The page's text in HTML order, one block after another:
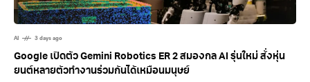
AI 3 days ago
Google เปิดตัว Gemini Robotics ER 2 สมองกล AI รุ่นใหม่ สั่งหุ่น
ยนต์หลายตัวทำงานร่วมกันได้เหมือนมนุษย์